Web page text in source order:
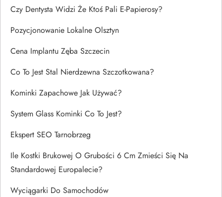
Czy Dentysta Widzi Że Ktoś Pali E-Papierosy?
Pozycjonowanie Lokalne Olsztyn
Cena Implantu Zęba Szczecin
Co To Jest Stal Nierdzewna Szczotkowana?
Kominki Zapachowe Jak Używać?
System Glass Kominki Co To Jest?
Ekspert SEO Tarnobrzeg
Ile Kostki Brukowej O Grubości 6 Cm Zmieści Się Na
Standardowej Europalecie?
Wyciągarki Do Samochodów